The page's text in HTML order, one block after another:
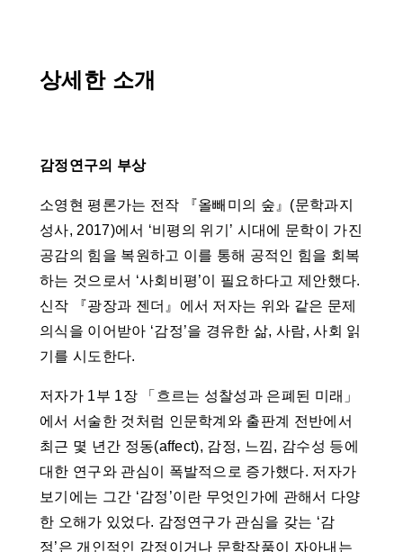
상세한 소개
감정연구의 부상
소영현 평론가는 전작 『올빼미의 숲』(문학과지
성사, 2017)에서 ‘비평의 위기’ 시대에 문학이 가진
공감의 힘을 복원하고 이를 통해 공적인 힘을 회복
하는 것으로서 ‘사회비평’이 필요하다고 제안했다.
신작 『광장과 젠더』에서 저자는 위와 같은 문제
의식을 이어받아 ‘감정’을 경유한 삶, 사람, 사회 읽
기를 시도한다.
저자가 1부 1장 「흐르는 성찰성과 은폐된 미래」
에서 서술한 것처럼 인문학계와 출판계 전반에서
최근 몇 년간 정동(affect), 감정, 느낌, 감수성 등에
대한 연구와 관심이 폭발적으로 증가했다. 저자가
보기에는 그간 ‘감정’이란 무엇인가에 관해서 다양
한 오해가 있었다. 감정연구가 관심을 갖는 ‘감
정’은 개인적인 감정이거나 문학작품이 자아내는